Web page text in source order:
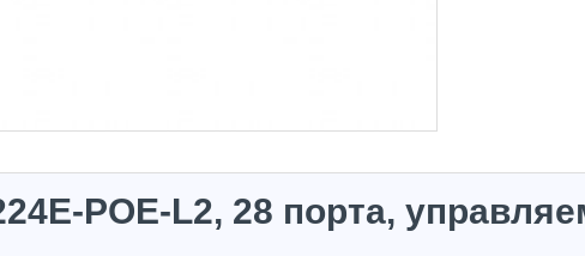
POE-L2, 28 порта,